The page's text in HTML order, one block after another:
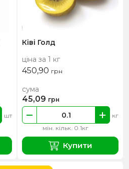
шт
Ківі Голд
ціна за 1 кг
450,90 грн
мін. кільк. 0.1кг
кг
сума
45,09 грн
Купити